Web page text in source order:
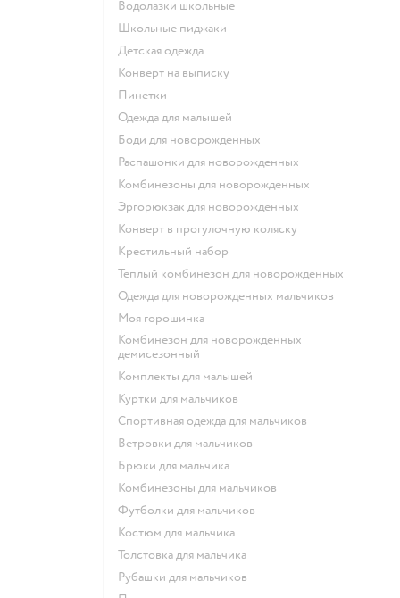
Водолазки школьные
Школьные пиджаки
Детская одежда
Конверт на выписку
Пинетки
Одежда для малышей
Боди для новорожденных
Распашонки для новорожденных
Комбинезоны для новорожденных
Эргорюкзак для новорожденных
Конверт в прогулочную коляску
Крестильный набор
Теплый комбинезон для новорожденных
Одежда для новорожденных мальчиков
Моя горошинка
Комбинезон для новорожденных
демисезонный
Комплекты для малышей
Куртки для мальчиков
Спортивная одежда для мальчиков
Ветровки для мальчиков
Брюки для мальчика
Комбинезоны для мальчиков
Футболки для мальчиков
Костюм для мальчика
Толстовка для мальчика
Рубашки для мальчиков